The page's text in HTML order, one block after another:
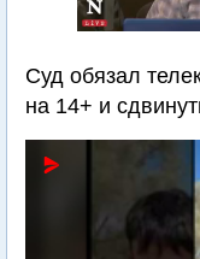
Суд обязал
на 14+ и